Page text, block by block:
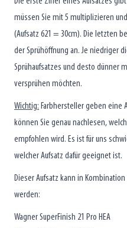
müssen Sie mit 5 multiplizieren
(Aufsatz 621 = 30cm). Die letzten
der Sprühöffnung an. Je niedriger
Sprühaufsatzes und desto dünner
versprühen möchten.
Wichtig: Farbhersteller geben eine
können Sie genau nachlesen,
empfohlen wird. Es ist für uns
welcher Aufsatz dafür geeignet ist.
Dieser Aufsatz kann in
werden:
Wagner SuperFinish 21 Pro HEA